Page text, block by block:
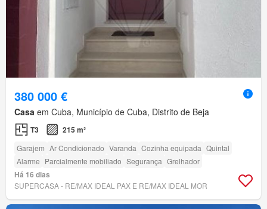
380 000 €
Casa em Cuba, Município de Cuba, Distrito de Beja
T3 215 m²
Garajem Ar Condicionado Varanda Cozinha equipada Quintal
Alarme Parcialmente mobiliado Segurança Grelhador
Há 16 dias
SUPERCASA - RE/MAX IDEAL PAX E RE/MAX IDEAL MOR